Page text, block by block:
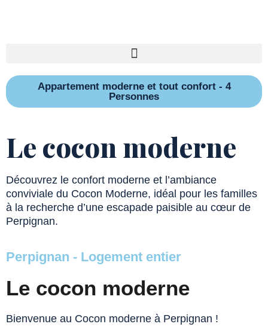
Appartement moderne et tout confort - 4
Personnes
Le cocon moderne
Découvrez le confort moderne et l’ambiance
conviviale du Cocon Moderne, idéal pour les familles
à la recherche d’une escapade paisible au cœur de
Perpignan.
Perpignan - Logement entier
Le cocon moderne
Bienvenue au Cocon moderne à Perpignan !